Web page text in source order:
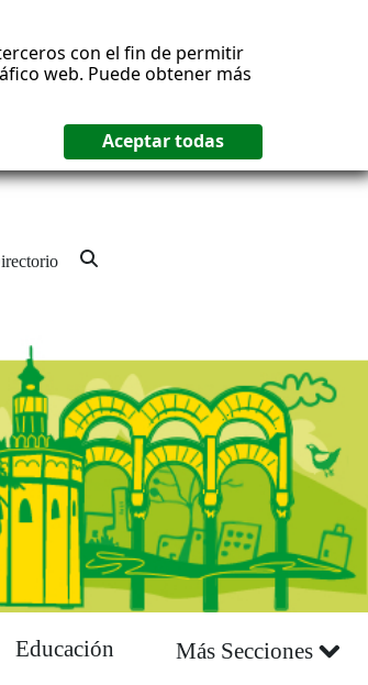
con el fin de permitir
web. Puede obtener más
Educación Más Secciones